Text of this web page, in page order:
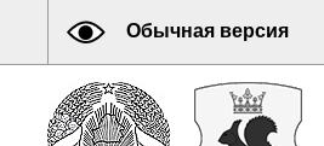
Обычная версия